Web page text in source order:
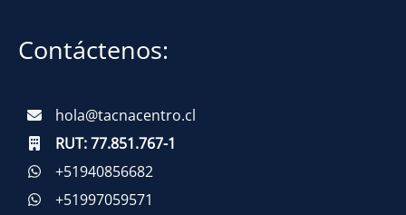
Contáctenos:
hola@tacnacentro.cl
RUT:77.851.767-1
+51940856682
+51997059571